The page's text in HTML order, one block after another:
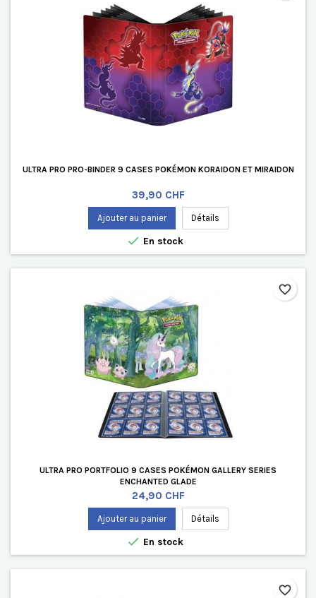
ULTRA PRO PRO-BINDER 9 CASES POKÉMON KORAIDON ET MIRAIDON
Prix
39,90 CHF
Ajouter au panier Détails
 En stock
ULTRA PRO PORTFOLIO 9 CASES POKÉMON GALLERY SERIES
ENCHANTED GLADE
Prix
24,90 CHF
Ajouter au panier Détails
 En stock
favorite_border
favorite_border